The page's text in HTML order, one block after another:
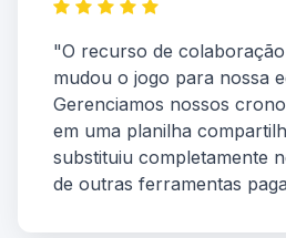
"O recurso de
mudou o jogo para nossa
Gerenciamos nossos
em uma planilha
substituiu completamente
de outras ferramentas